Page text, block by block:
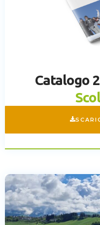
Catalogo